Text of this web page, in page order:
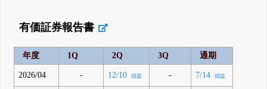
有価証券報告書
年度 1Q 2Q 3Q 通期
2026/04 - 12/10 損益 - 7/14 損益